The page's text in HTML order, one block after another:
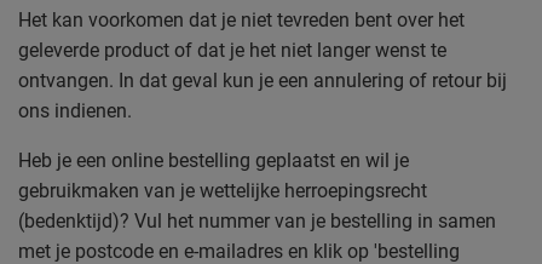
Het kan voorkomen dat je niet tevreden bent over het
geleverde product of dat je het niet langer wenst te
ontvangen. In dat geval kun je een annulering of retour bij
ons indienen.
Heb je een online bestelling geplaatst en wil je
gebruikmaken van je wettelijke herroepingsrecht
(bedenktijd)? Vul het nummer van je bestelling in samen
met je postcode en e-mailadres en klik op 'bestelling